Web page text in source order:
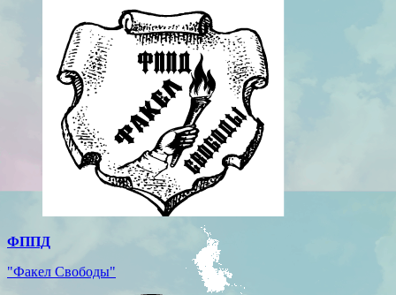
ФППД
"Факел Свободы"